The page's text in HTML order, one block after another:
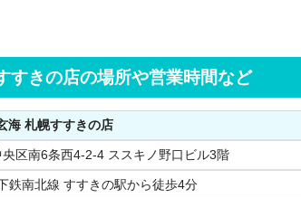
すきの店の場所や営業時間など
海 札幌すすきの店
区南6条西4-2-4 ススキノ野口ビル3階
鉄南北線 すすきの駅から徒歩4分